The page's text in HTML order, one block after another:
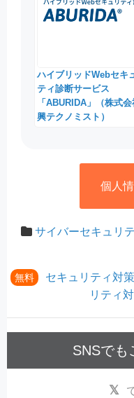
ハイブリッドWebセキ
ティ診断サービス
「ABURIDA」（株式
興テクノミスト）
個人
サイバーセキュリ
無料
セキュリティ対
リティ
SNSでも